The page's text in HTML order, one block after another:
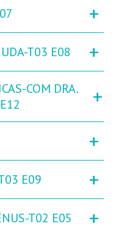
+
T03 E08 +
COM DRA.
+
+
E09 +
T02 E05 +